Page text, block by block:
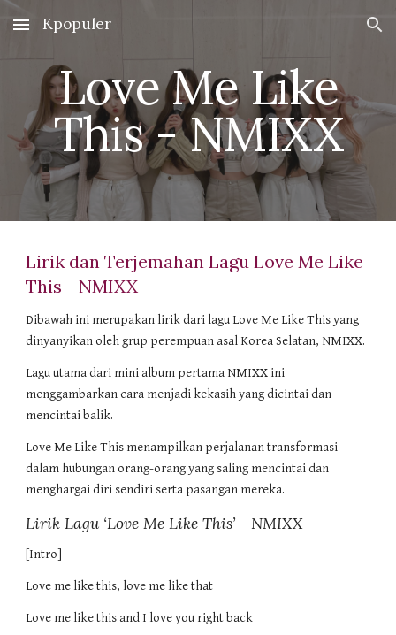
Skip to main content Skip to navigation
Kpopuler
Love Me Like
This - NMIXX
Lirik dan Terjemahan Lagu Love Me Like
This - NMIXX
Dibawah ini merupakan lirik dari lagu Love Me Like This yang
dinyanyikan oleh grup perempuan asal Korea Selatan, NMIXX.
Lagu utama dari mini album pertama NMIXX ini
menggambarkan cara menjadi kekasih yang dicintai dan
mencintai balik.
Love Me Like This menampilkan perjalanan transformasi
dalam hubungan orang-orang yang saling mencintai dan
menghargai diri sendiri serta pasangan mereka.
Lirik Lagu ‘Love Me Like This’ - NMIXX
[Intro]
Love me like this, love me like that
Love me like this and I love you right back